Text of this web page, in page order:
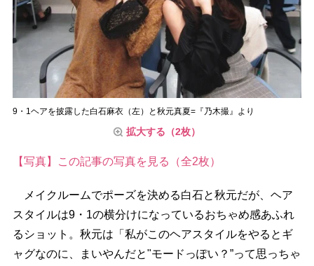
9・1ヘアを披露した白石麻衣（左）と秋元真夏=『乃木撮』より
拡大する（2枚）
【写真】この記事の写真を見る（全2枚）
メイクルームでポーズを決める白石と秋元だが、ヘア
スタイルは9・1の横分けになっているおちゃめ感あふれ
るショット。秋元は「私がこのヘアスタイルをやるとギ
ャグなのに、まいやんだと"モードっぽい？”って思っちゃ